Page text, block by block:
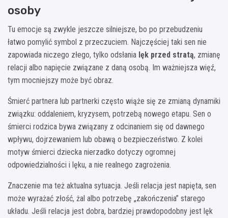
osoby
Tu emocje są zwykle jeszcze silniejsze, bo po przebudzeniu
łatwo pomylić symbol z przeczuciem. Najczęściej taki sen nie
zapowiada niczego złego, tylko odsłania lęk przed stratą, zmianę
relacji albo napięcie związane z daną osobą. Im ważniejsza więź,
tym mocniejszy może być obraz.
Śmierć partnera lub partnerki często wiąże się ze zmianą dynamiki
związku: oddaleniem, kryzysem, potrzebą nowego etapu. Sen o
śmierci rodzica bywa związany z odcinaniem się od dawnego
wpływu, dojrzewaniem lub obawą o bezpieczeństwo. Z kolei
motyw śmierci dziecka nierzadko dotyczy ogromnej
odpowiedzialności i lęku, a nie realnego zagrożenia.
Znaczenie ma też aktualna sytuacja. Jeśli relacja jest napięta, sen
może wyrażać złość, żal albo potrzebę „zakończenia” starego
układu. Jeśli relacja jest dobra, bardziej prawdopodobny jest lęk